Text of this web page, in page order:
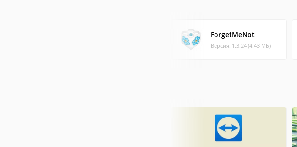
ForgetMeNot
Версия: 1.3.24 (4.43 МБ)